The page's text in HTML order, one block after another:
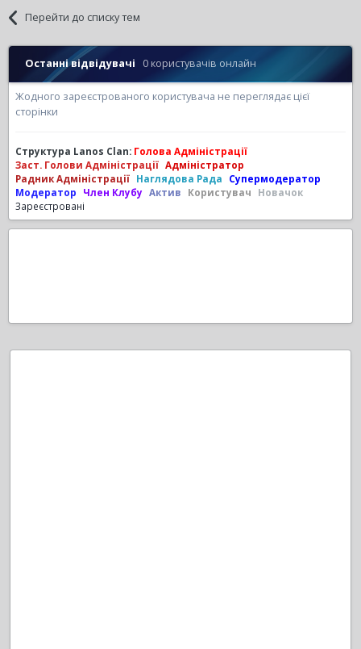
Перейти до списку тем
Останні відвідувачі 0 користувачів онлайн
Жодного зареєстрованого користувача не переглядає цієї
сторінки
Структура Lanos Clan: Голова Адміністрації
Заст. Голови Адміністрації Адміністратор
Радник Адміністрації Наглядова Рада
Супермодератор
Модератор
Член Клубу Актив Користувач
Новачок
Зареєстровані